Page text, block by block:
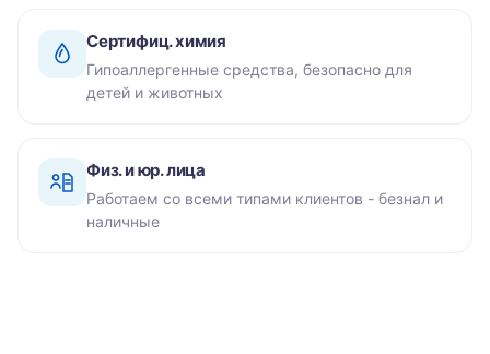
Сертифиц. химия
Гипоаллергенные средства, безопасно для
детей и животных
Физ. и юр. лица
Работаем со всеми типами клиентов - безнал и
наличные